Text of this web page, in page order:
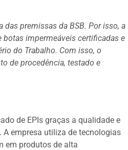
premissas da BSB. Por isso, a
impermeáveis certificadas e
do Trabalho. Com isso, o
de procedência, testado e
de EPIs graças a qualidade e
A empresa utiliza de tecnologias
em produtos de alta